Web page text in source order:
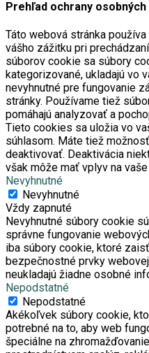
Prehľad ochrany osobných
Táto webová stránka
vášho zážitku pri
súborov cookie sa súbory
kategorizované, ukladajú vo
nevyhnutné pre fungovanie
stránky. Používame tiež
pomáhajú analyzovať a
Tieto cookies sa uložia vo
súhlasom. Máte tiež
deaktivovať. Deaktivácia
však môže mať vplyv na
Nevyhnutné
Nevyhnutné
Vždy zapnuté
Nevyhnutné súbory cookie
správne fungovanie
iba súbory cookie, ktoré
bezpečnostné prvky
neukladajú žiadne osobné
Nepodstatné
Nepodstatné
Akékoľvek súbory cookie,
potrebné na to, aby web
špeciálne na